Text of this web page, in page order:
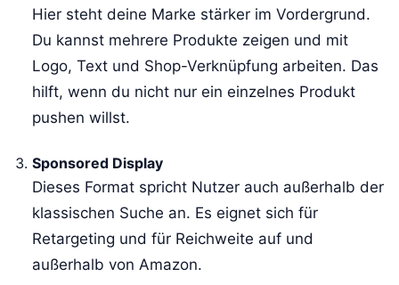
Hier steht deine Marke stärker im Vordergrund.
Du kannst mehrere Produkte zeigen und mit
Logo, Text und Shop-Verknüpfung arbeiten. Das
hilft, wenn du nicht nur ein einzelnes Produkt
pushen willst.
Sponsored Display
Dieses Format spricht Nutzer auch außerhalb der
klassischen Suche an. Es eignet sich für
Retargeting und für Reichweite auf und
außerhalb von Amazon.